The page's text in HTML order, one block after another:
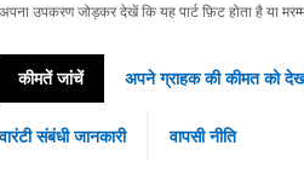
अपना उपकरण जोड़कर देखें कि यह पार्ट फ़िट होता है या
कीमतें जांचें अपने ग्राहक की कीमत को
संबंधी जानकारी वापसी नीति